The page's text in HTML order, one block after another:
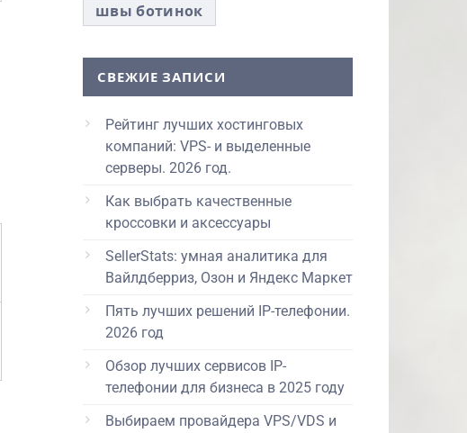
швы ботинок
СВЕЖИЕ ЗАПИСИ
Рейтинг лучших хостинговых
компаний: VPS- и выделенные
серверы. 2026 год.
Как выбрать качественные
кроссовки и аксессуары
SellerStats: умная аналитика для
Вайлдберриз, Озон и Яндекс Маркет
Пять лучших решений IP-телефонии.
2026 год
Обзор лучших сервисов IP-
телефонии для бизнеса в 2025 году
Выбираем провайдера VPS/VDS и